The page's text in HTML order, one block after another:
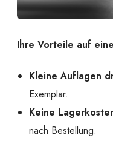
Ihre Vorteile auf
Kleine Auflagen
Exemplar.
Keine
nach Bestellung.